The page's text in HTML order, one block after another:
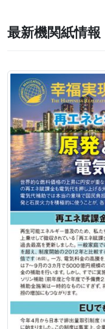
最新機関紙情報